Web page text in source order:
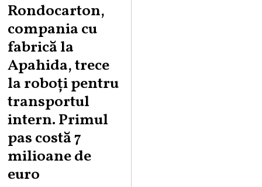
G
T
7
2
Rondocarton,
compania cu
fabrică la
Apahida, trece
la roboți pentru
transportul
intern. Primul
pas costă 7
milioane de
euro